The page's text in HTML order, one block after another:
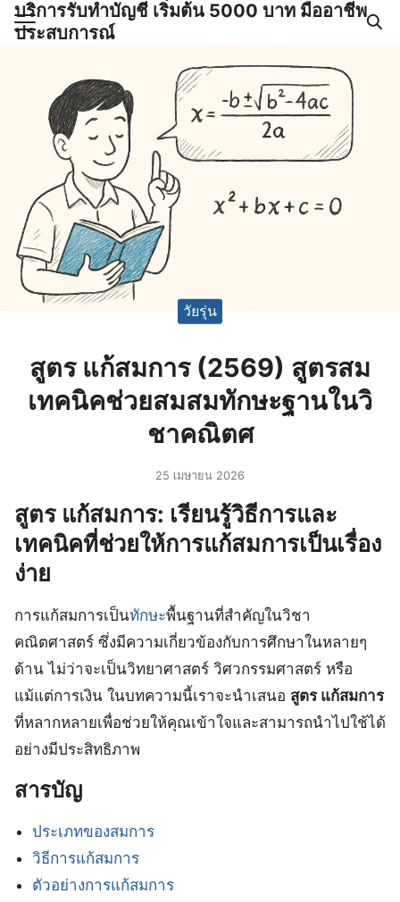
Skipบริการรับทำบัญชี เริ่มต้น 5000 บาท มืออาชีพ
ประสบการณ์
ญชีและภาษีครบวงจร |
วัยรุ่น
สูตร แก้สมการ (2569) สูตรสม
เทคนิคช่วยสมสมทักษะฐานในวิ
ชาคณิตศ
25 เมษายน 2026
สูตร แก้สมการ: เรียนรู้วิธีการและ
เทคนิคที่ช่วยให้การแก้สมการเป็นเรื่อง
ง่าย
การแก้สมการเป็นทักษะพื้นฐานที่สคัญในวิชา
คณิตศาสตร์ ซึ่งมีความเกี่ยวข้องกับการศึกษาในหลายๆ
ด้าน ไม่ว่าจะเป็นวิทยาศาสตร์ วิศวกรรมศาสตร์ หรือ
แม้แต่การเงิน ในบทความนี้เราจะนำเสนอ สูตร แก้สมการ
ที่หลากหลายเพื่อช่วยให้คุณเข้าใจและสามารถนำไปใช้ได้
อย่างมีประสิทธิภาพ
สารบัญ
ประเภทของสมการ
วิธีการแก้สมการ
ตัวอย่างการแก้สมการ